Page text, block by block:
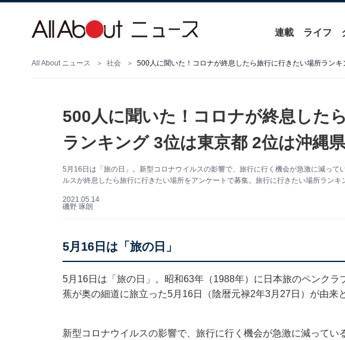
連載 ライフ
All About ニュース 社会 500人に聞いた！コロナが終息したら旅行に行きたい場所ラン
500人に聞いた！コロナが終息した
ランキング 3位は東京都 2位は沖縄
5月16日は「旅の日」。新型コロナウイルスの影響で、旅行に行く機会が急激に減って
ルスが終息したら旅行に行きたい場所をアンケートで募集。旅行に行きたい場所ランキ
2021.05.14
磯野 琢朗
5月16日は「旅の日」
5月16日は「旅の日」。昭和63年（1988年）に日本旅のペンクラ
蕉が奥の細道に旅立った5月16日（陰暦元禄2年3月27日）が由来
新型コロナウイルスの影響で、旅行に行く機会が急激に減ってい